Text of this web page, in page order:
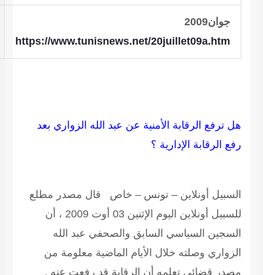
جوان2009
https://www.tunisnews.net/20juillet09a.htm
هل ترفع الرقابة الأمنية عن عبد الله الزواري بعد
رفع الرقابة الإدارية ؟
السبيل أونلاين – تونس – خاص قال مصدر مطلع
للسبيل أونلاين اليوم الإثنين 03 أوت 2009 ، أن
السجين السياسي السابق والصحفي عبد الله
الزواري وصلته خلال الأيام الماضية معلومة من
مصدر قضائي تعلمه أن الرقابة قد رفعت عنه .